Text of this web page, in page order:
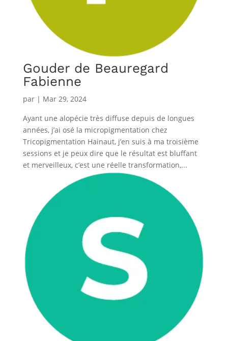
Gouder de Beauregard
Fabienne
par | Mar 29, 2024
Ayant une alopécie très diffuse depuis de longues
années, j’ai osé la micropigmentation chez
Tricopigmentation Hainaut, j’en suis à ma troisième
sessions et je peux dire que le résultat est bluffant
et merveilleux, c’est une réelle transformation,...